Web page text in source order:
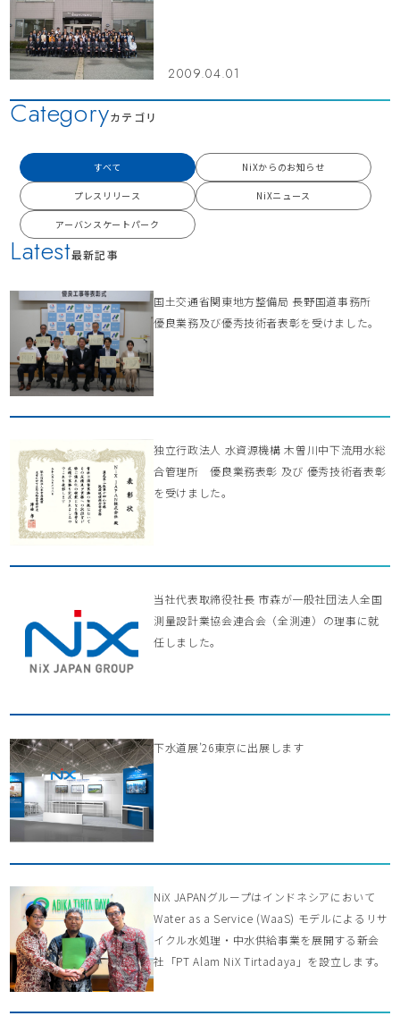
2009.04.01
Latest最新記事
国土交通省関東地方整備局 長野国道事務所
優良業務及び優秀技術者表彰を受けました。
独立行政法人 水資源機構 木曽川中下流用水総
合管理所 優良業務表彰 及び 優秀技術者表彰
を受けました。
当社代表取締役社長 市森が一般社団法人全国
測量設計業協会連合会（全測連）の理事に就
任しました。
下水道展’26東京に出展します
NiX JAPANグループはインドネシアにおいて
Water as a Service (WaaS) モデルによるリサ
イクル水処理・中水供給事業を展開する新会
社「PT Alam NiX Tirtadaya」を設立します。
Categoryカテゴリ
すべて NiXからのお知らせ
プレスリリース NiXニュース
アーバンスケートパーク